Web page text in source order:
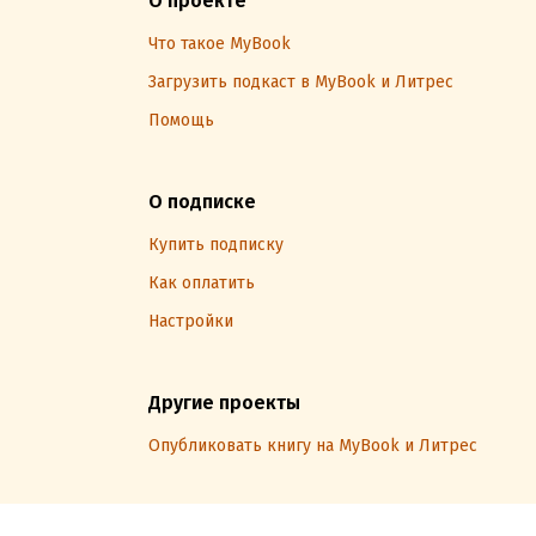
Что такое MyBook
Загрузить подкаст в MyBook и Литрес
Помощь
О подписке
Купить подписку
Как оплатить
Настройки
Другие проекты
Опубликовать книгу на MyBook и Литрес